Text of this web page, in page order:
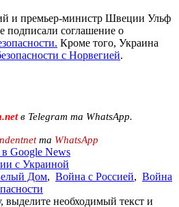
и премьер-министр Швеции Ульф
подписали соглашение о
Кроме того, Украина
с Норвегией.
в Telegram та WhatsApp.
та WhatsApp
Google News
с Украиной
Дом, Война с Россией, Война
необходимый текст и